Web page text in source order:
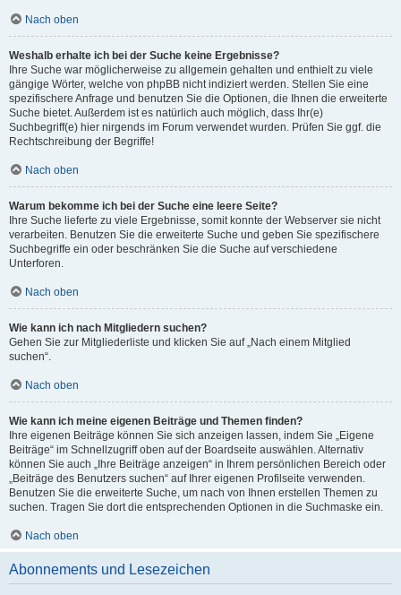
Nach oben
Weshalb erhalte ich bei der Suche keine Ergebnisse?
Ihre Suche war möglicherweise zu allgemein gehalten und enthielt zu viele
gängige Wörter, welche von phpBB nicht indiziert werden. Stellen Sie eine
spezifischere Anfrage und benutzen Sie die Optionen, die Ihnen die erweiterte
Suche bietet. Außerdem ist es natürlich auch möglich, dass Ihr(e)
Suchbegriff(e) hier nirgends im Forum verwendet wurden. Prüfen Sie ggf. die
Rechtschreibung der Begriffe!
Nach oben
Warum bekomme ich bei der Suche eine leere Seite?
Ihre Suche lieferte zu viele Ergebnisse, somit konnte der Webserver sie nicht
verarbeiten. Benutzen Sie die erweiterte Suche und geben Sie spezifischere
Suchbegriffe ein oder beschränken Sie die Suche auf verschiedene
Unterforen.
Nach oben
Wie kann ich nach Mitgliedern suchen?
Gehen Sie zur Mitgliederliste und klicken Sie auf „Nach einem Mitglied
suchen“.
Nach oben
Wie kann ich meine eigenen Beiträge und Themen finden?
Ihre eigenen Beiträge können Sie sich anzeigen lassen, indem Sie „Eigene
Beiträge“ im Schnellzugriff oben auf der Boardseite auswählen. Alternativ
können Sie auch „Ihre Beiträge anzeigen“ in Ihrem persönlichen Bereich oder
„Beiträge des Benutzers suchen“ auf Ihrer eigenen Profilseite verwenden.
Benutzen Sie die erweiterte Suche, um nach von Ihnen erstellen Themen zu
suchen. Tragen Sie dort die entsprechenden Optionen in die Suchmaske ein.
Nach oben
Abonnements und Lesezeichen